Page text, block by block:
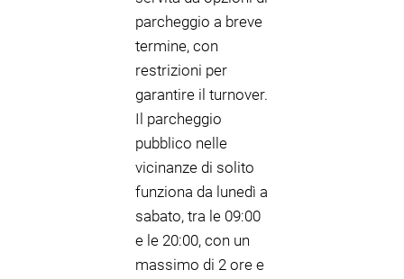
parcheggio a breve
termine, con
restrizioni per
garantire il turnover.
Il parcheggio
pubblico nelle
vicinanze di solito
funziona da lunedì a
sabato, tra le 09:00
e le 20:00, con un
massimo di 2 ore e